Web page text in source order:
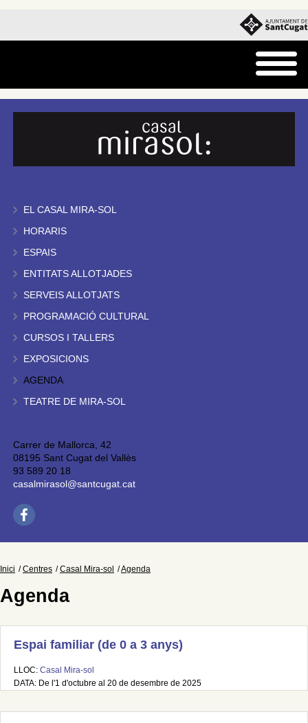
EL CASAL MIRA-SOL
HORARIS
ESPAIS
ENTITATS ALLOTJADES
SERVEIS ALLOTJATS
PROGRAMACIÓ CULTURAL
CURSOS I TALLERS
EXPOSICIONS
AGENDA
TEATRE DE MIRA-SOL
Carrer de Mallorca, 42
08195 Sant Cugat del Vallès
93 589 20 18
casalmirasol@santcugat.cat
Inici Centres Casal Mira-sol Agenda
Agenda
Espai familiar (de 0 a 3 anys)
LLOC: Casal Mira-sol
DATA: De l'1 d'octubre al 20 de desembre de 2025